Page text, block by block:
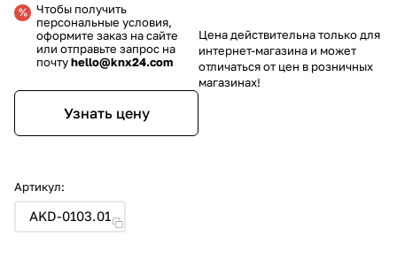
Чтобы получить
персональные условия,
оформите заказ на сайте
или отправьте запрос на
почтуhello@knx24.com
Узнать цену
Артикул:
AKD-0103.01
Цена действительна только для
интернет-магазина и может
отличаться от цен в розничных
магазинах!